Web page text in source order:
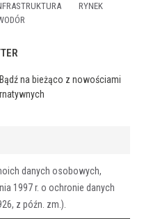
RYNEK
na bieżąco z nowościami
danych osobowych,
1997 r. o ochronie danych
z późn. zm.).